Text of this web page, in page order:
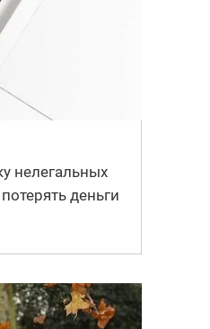
нелегальных
деньги